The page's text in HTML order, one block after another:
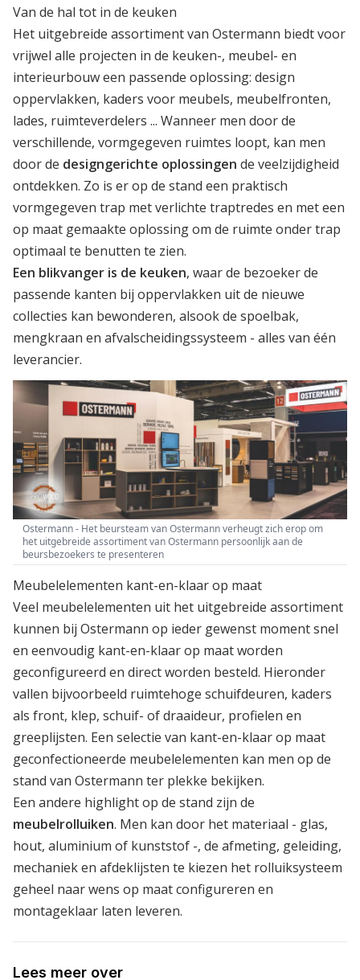
Van de hal tot in de keuken
Het uitgebreide assortiment van Ostermann biedt voor
vrijwel alle projecten in de keuken-, meubel- en
interieurbouw een passende oplossing: design
oppervlakken, kaders voor meubels, meubelfronten,
lades, ruimteverdelers ... Wanneer men door de
verschillende, vormgegeven ruimtes loopt, kan men
door de designgerichte oplossingen de veelzijdigheid
ontdekken. Zo is er op de stand een praktisch
vormgegeven trap met verlichte traptredes en met een
op maat gemaakte oplossing om de ruimte onder trap
optimaal te benutten te zien.
Een blikvanger is de keuken, waar de bezoeker de
passende kanten bij oppervlakken uit de nieuwe
collecties kan bewonderen, alsook de spoelbak,
mengkraan en afvalscheidingssysteem - alles van één
leverancier.
Ostermann - Het beursteam van Ostermann verheugt zich erop om
het uitgebreide assortiment van Ostermann persoonlijk aan de
beursbezoekers te presenteren
Meubelelementen kant-en-klaar op maat
Veel meubelelementen uit het uitgebreide assortiment
kunnen bij Ostermann op ieder gewenst moment snel
en eenvoudig kant-en-klaar op maat worden
geconfigureerd en direct worden besteld. Hieronder
vallen bijvoorbeeld ruimtehoge schuifdeuren, kaders
als front, klep, schuif- of draaideur, profielen en
greeplijsten. Een selectie van kant-en-klaar op maat
geconfectioneerde meubelelementen kan men op de
stand van Ostermann ter plekke bekijken.
Een andere highlight op de stand zijn de
meubelrolluiken. Men kan door het materiaal - glas,
hout, aluminium of kunststof -, de afmeting, geleiding,
mechaniek en afdeklijsten te kiezen het rolluiksysteem
geheel naar wens op maat configureren en
montageklaar laten leveren.
Lees meer over